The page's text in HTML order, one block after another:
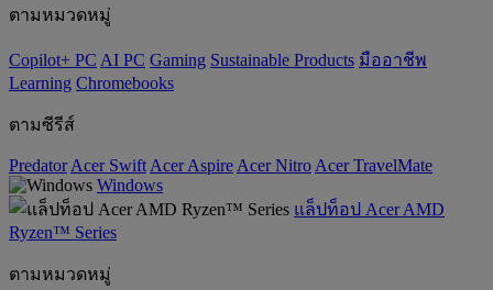
ตามหมวดหมู่
Copilot+ PC AI PC Gaming ‌Sustainable Products มืออาชีพ
‌Learning Chromebooks
ตามซีรีส์
Predator Acer Swift Acer Aspire Acer Nitro Acer TravelMate
Windows
แล็ปท็อป Acer AMD
Ryzen™ Series
ตามหมวดหมู่